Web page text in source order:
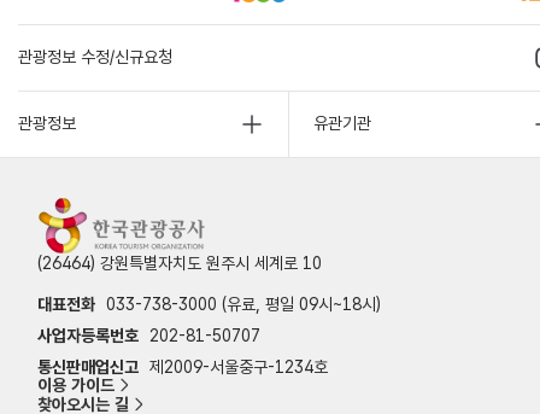
관광정보 수정/신규요청
관광정보 유관기관
(26464) 강원특별자치도 원주시 세계로 10
대표전화 033-738-3000 (유료, 평일 09시~18시)
사업자등록번호
202-81-50707
통신판매업신고 제2009-서울중구-1234호
이용 가이드
찾아오시는 길